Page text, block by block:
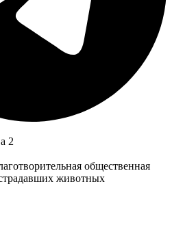
2
общественная
животных